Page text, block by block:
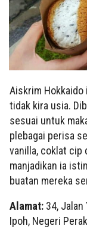
Aiskrim Hokkaido
tidak kira usia.
sesuai untuk
plebagai perisa
vanilla, coklat cip
manjadikan ia
buatan mereka
Alamat: 34, Jalan
Ipoh, Negeri Perak